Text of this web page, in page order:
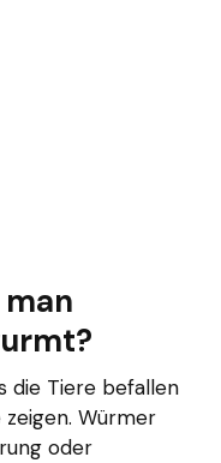
die Tiere befallen
Würmer
oder